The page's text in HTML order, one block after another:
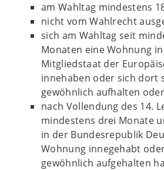
am Wahltag mindestens
nicht vom Wahlrecht
sich am Wahltag seit
Monaten eine Wohnung
Mitgliedstaat der
innehaben oder sich dort
gewöhnlich aufhalten oder
nach Vollendung des 14.
mindestens drei Monate
in der Bundesrepublik
Wohnung innegehabt
gewöhnlich aufgehalten